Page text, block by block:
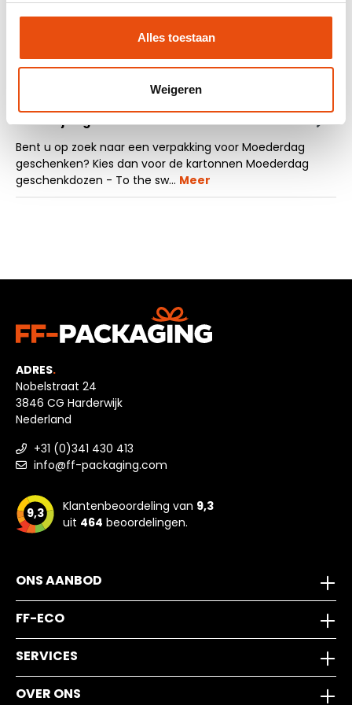
Alles toestaan
Weigeren
Beschrijving
Bent u op zoek naar een verpakking voor Moederdag
geschenken? Kies dan voor de kartonnen Moederdag
geschenkdozen - To the sw… Meer
ADRES.
Nobelstraat 24
3846 CG Harderwijk
Nederland
+31 (0)341 430 413
info@ff-packaging.com
9,3 Klantenbeoordeling van 9,3
uit 464 beoordelingen.
ONS AANBOD
FF-ECO
SERVICES
OVER ONS